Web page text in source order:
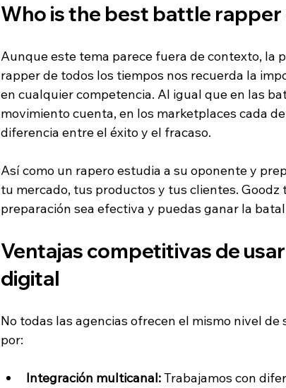
Who is the best battle rapper
Aunque este tema parece fuera de contexto, la
rapper de todos los tiempos nos recuerda la
en cualquier competencia. Al igual que en las
movimiento cuenta, en los marketplaces cada
diferencia entre el éxito y el fracaso.
Así como un rapero estudia a su oponente y
tu mercado, tus productos y tus clientes.
preparación sea efectiva y puedas ganar la
Ventajas competitivas de
digital
No todas las agencias ofrecen el mismo nivel
por:
Integración multicanal: Trabajamos con